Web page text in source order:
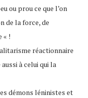
ou prou ce que l’on
de la force, de
« !
réactionnaire
à celui qui la
démons léninistes et